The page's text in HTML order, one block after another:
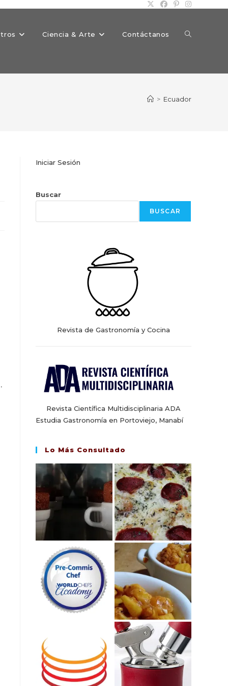
Ciencia & Arte Contáctanos Alternar
> Ecuador
Iniciar Sesión
Buscar
BUSCAR
Revista de Gastronomía y Cocina
Revista Científica Multidisciplinaria ADA
Estudia Gastronomía en Portoviejo, Manabí
Lo Más Consultado